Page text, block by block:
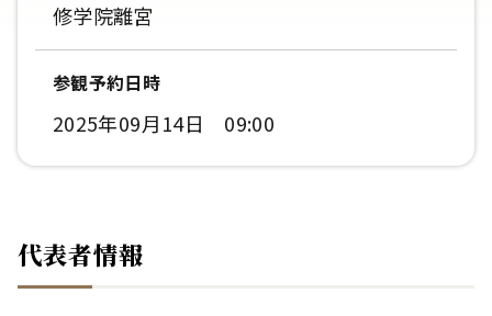
修学院離宮
参観予約日時
2025年09月14日 09:00
代表者情報